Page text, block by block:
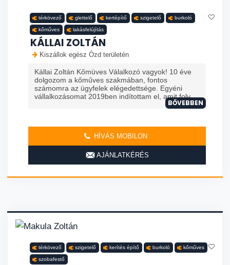
térkövező glettelő kertépítő szigetelő burkoló
kőműves lakásfelújítás
KÁLLAI ZOLTÁN
Kiszállok egész Ózd területén
Kállai Zoltán Kőmüves Válalkozó vagyok! 10 éve
dolgozom a kőműves szakmában, fontos
számomra az ügyfelek elégedettsége. Egyéni
vállalkozásomat 2019ben indítottam el, amit foly...
BŐVEBBEN
HÍVÁS MOBILON
AJÁNLATKÉRÉS
térkövező szigetelő kerítés építő burkoló kőműves
szobafestő